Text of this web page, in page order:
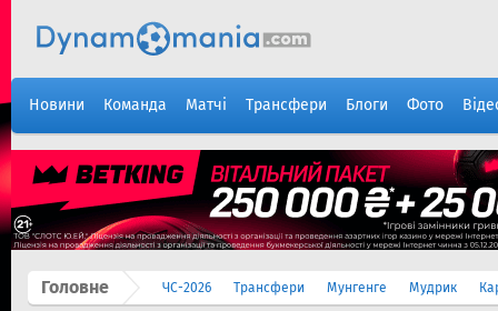
Новини Команда Матчі Трансфери Блоги Фото
Головне ЧС-2026 Трансфери Мунгенге Мудрик